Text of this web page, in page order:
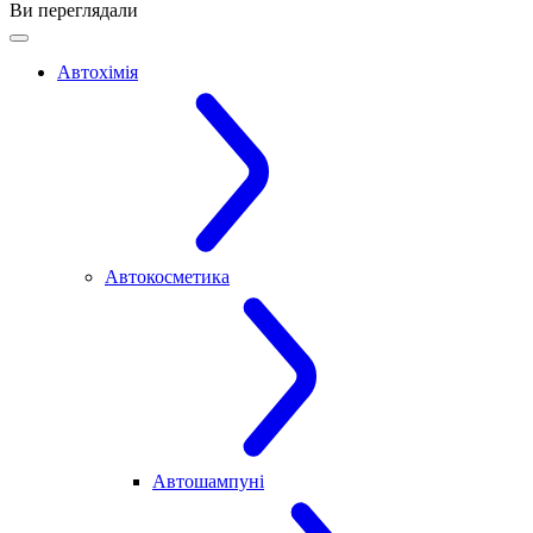
Ви переглядали
Автохімія
Автокосметика
Автошампуні